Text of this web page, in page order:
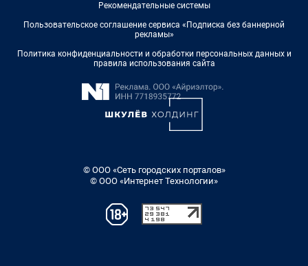
Рекомендательные системы
Пользовательское соглашение сервиса «Подписка без баннерной
рекламы»
Политика конфиденциальности и обработки персональных данных и
правила использования сайта
© ООО «Сеть городских порталов»
© ООО «Интернет Технологии»